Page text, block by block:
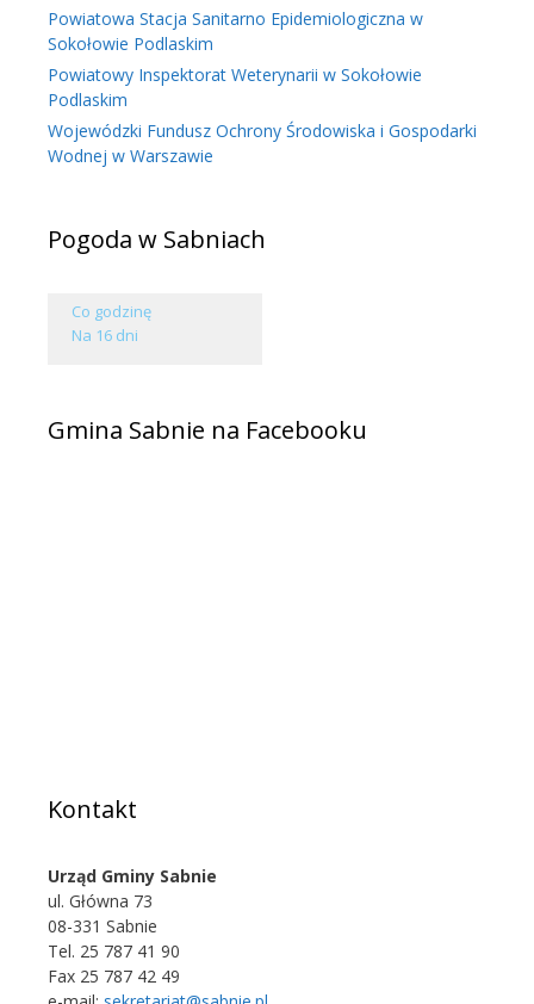
Powiatowa Stacja Sanitarno Epidemiologiczna w
Sokołowie Podlaskim
Powiatowy Inspektorat Weterynarii w Sokołowie
Podlaskim
Wojewódzki Fundusz Ochrony Środowiska i Gospodarki
Wodnej w Warszawie
Pogoda w Sabniach
Co godzinę
Na 16 dni
Gmina Sabnie na Facebooku
Kontakt
Urząd Gminy Sabnie
ul. Główna 73
08-331 Sabnie
Tel. 25 787 41 90
Fax 25 787 42 49